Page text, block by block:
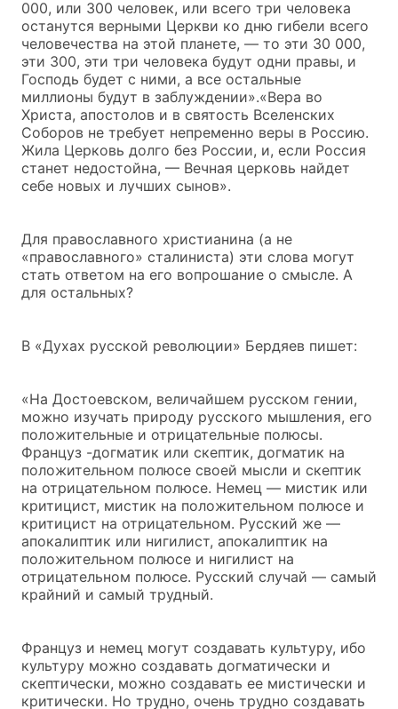
000, или 300 человек, или всего три человека
останутся верными Церкви ко дню гибели всего
человечества на этой планете, — то эти 30 000,
эти 300, эти три человека будут одни правы, и
Господь будет с ними, а все остальные
миллионы будут в заблуждении».«Вера во
Христа, апостолов и в святость Вселенских
Соборов не требует непременно веры в Россию.
Жила Церковь долго без России, и, если Россия
станет недостойна, — Вечная церковь найдет
себе новых и лучших сынов».
Для православного христианина (а не
«православного» сталиниста) эти слова могут
стать ответом на его вопрошание о смысле. А
для остальных?
В «Духах русской революции» Бердяев пишет:
«На Достоевском, величайшем русском гении,
можно изучать природу русского мышления, его
положительные и отрицательные полюсы.
Француз -догматик или скептик, догматик на
положительном полюсе своей мысли и скептик
на отрицательном полюсе. Немец — мистик или
критицист, мистик на положительном полюсе и
критицист на отрицательном. Русский же —
апокалиптик или нигилист, апокалиптик на
положительном полюсе и нигилист на
отрицательном полюсе. Русский случай — самый
крайний и самый трудный.
Француз и немец могут создавать культуру, ибо
культуру можно создавать догматически и
скептически, можно создавать ее мистически и
критически. Но трудно, очень трудно создавать